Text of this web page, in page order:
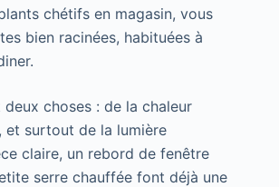
chétifs en magasin, vous
bien racinées, habituées à
choses : de la chaleur
et surtout de la lumière
claire, un rebord de fenêtre
serre chauffée font déjà une